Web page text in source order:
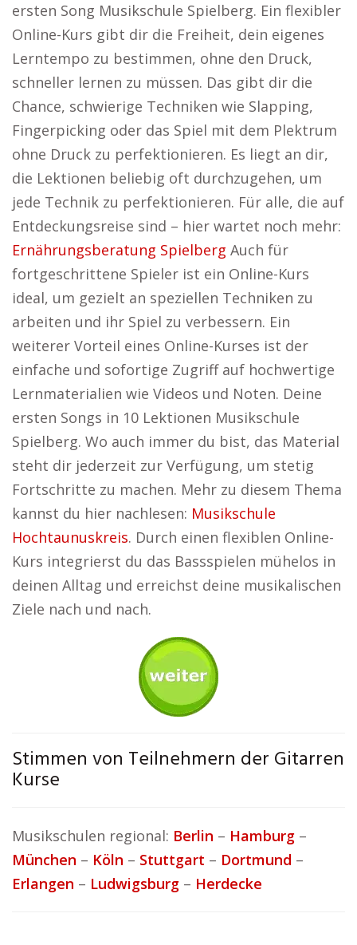
ersten Song Musikschule Spielberg. Ein flexibler
Online-Kurs gibt dir die Freiheit, dein eigenes
Lerntempo zu bestimmen, ohne den Druck,
schneller lernen zu müssen. Das gibt dir die
Chance, schwierige Techniken wie Slapping,
Fingerpicking oder das Spiel mit dem Plektrum
ohne Druck zu perfektionieren. Es liegt an dir,
die Lektionen beliebig oft durchzugehen, um
jede Technik zu perfektionieren. Für alle, die auf
Entdeckungsreise sind – hier wartet noch mehr:
Ernährungsberatung Spielberg Auch für
fortgeschrittene Spieler ist ein Online-Kurs
ideal, um gezielt an speziellen Techniken zu
arbeiten und ihr Spiel zu verbessern. Ein
weiterer Vorteil eines Online-Kurses ist der
einfache und sofortige Zugriff auf hochwertige
Lernmaterialien wie Videos und Noten. Deine
ersten Songs in 10 Lektionen Musikschule
Spielberg. Wo auch immer du bist, das Material
steht dir jederzeit zur Verfügung, um stetig
Fortschritte zu machen. Mehr zu diesem Thema
kannst du hier nachlesen: Musikschule
Hochtaunuskreis. Durch einen flexiblen Online-
Kurs integrierst du das Bassspielen mühelos in
deinen Alltag und erreichst deine musikalischen
Ziele nach und nach.
Stimmen von Teilnehmern der Gitarren
Kurse
Musikschulen regional: Berlin – Hamburg –
München – Köln – Stuttgart – Dortmund –
Erlangen – Ludwigsburg – Herdecke